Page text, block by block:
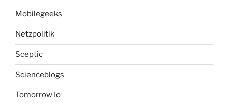
Mobilegeeks
Netzpolitik
Sceptic
Scienceblogs
Tomorrow Io